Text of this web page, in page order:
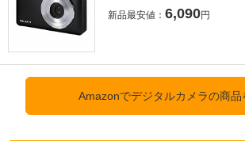
新品最安値： 6,090円
Amazonでデジタルカメラの商品